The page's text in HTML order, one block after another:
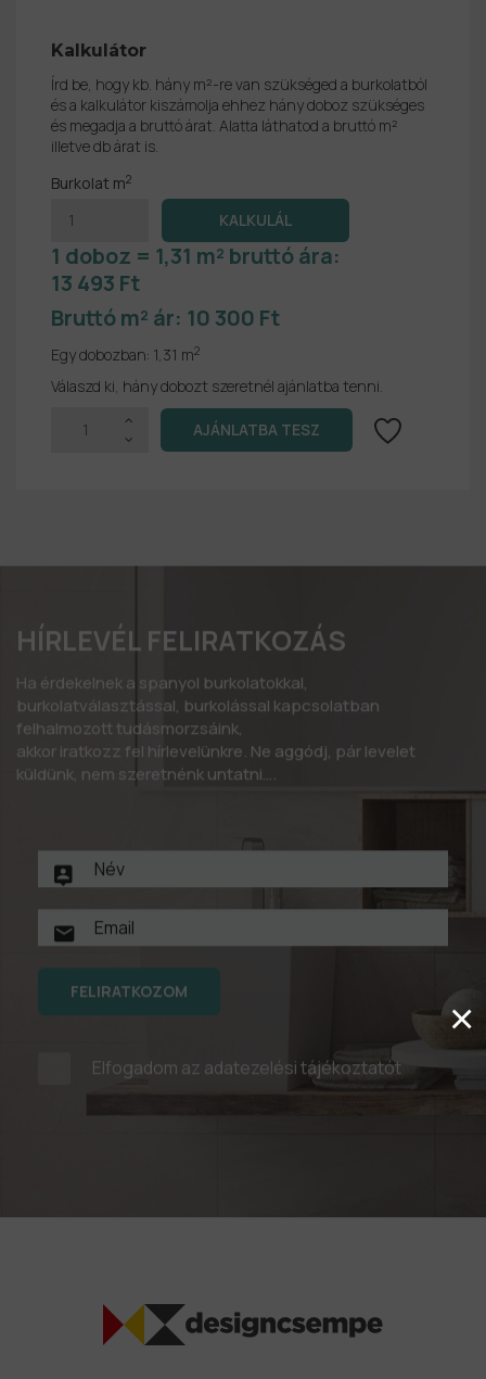
Kalkulátor
Írd be, hogy kb. hány m²-re van szükséged a burkolatból
és a kalkulátor kiszámolja ehhez hány doboz szükséges
és megadja a bruttó árat. Alatta láthatod a bruttó m²
illetve db árat is.
Burkolat m2
1 doboz = 1,31 m² bruttó ára:
13 493 Ft
Bruttó m² ár: 10 300 Ft
Egy dobozban: 1,31 m2
Válaszd ki, hány dobozt szeretnél ajánlatba tenni.
HÍRLEVÉL FELIRATKOZÁS
Ha érdekelnek a spanyol burkolatokkal,
burkolatválasztással, burkolással kapcsolatban
felhalmozott tudásmorzsáink,
akkor iratkozz fel hírlevelünkre. Ne aggódj, pár levelet
küldünk, nem szeretnénk untatni….
FELIRATKOZOM
Elfogadom az adatezelési tájékoztatót
×